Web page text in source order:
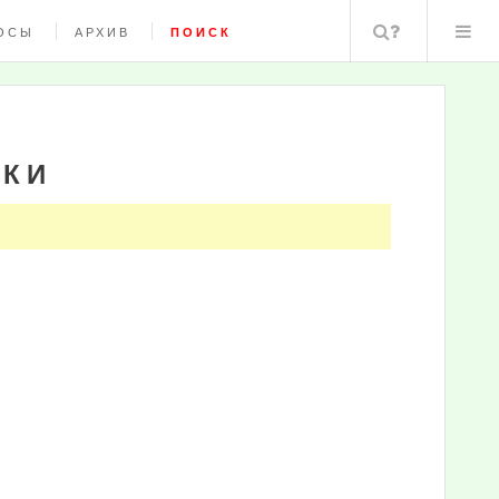
АРХИВ ПОИСК Поиск